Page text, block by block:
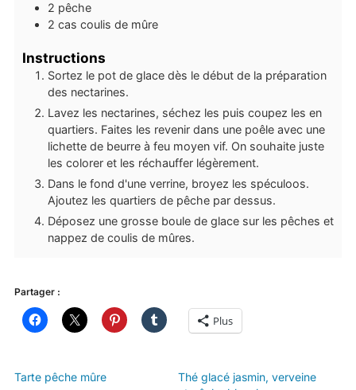
2 pêche
2 cas coulis de mûre
Instructions
Sortez le pot de glace dès le début de la préparation
des nectarines.
Lavez les nectarines, séchez les puis coupez les en
quartiers. Faites les revenir dans une poêle avec une
lichette de beurre à feu moyen vif. On souhaite juste
les colorer et les réchauffer légèrement.
Dans le fond d'une verrine, broyez les spéculoos.
Ajoutez les quartiers de pêche par dessus.
Déposez une grosse boule de glace sur les pêches et
nappez de coulis de mûres.
Partager :
Plus
Tarte pêche mûre
Thé glacé jasmin, verveine